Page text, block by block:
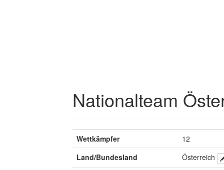
Nationalteam
Wettkämpfer
12
Land/Bundesland
Österreich